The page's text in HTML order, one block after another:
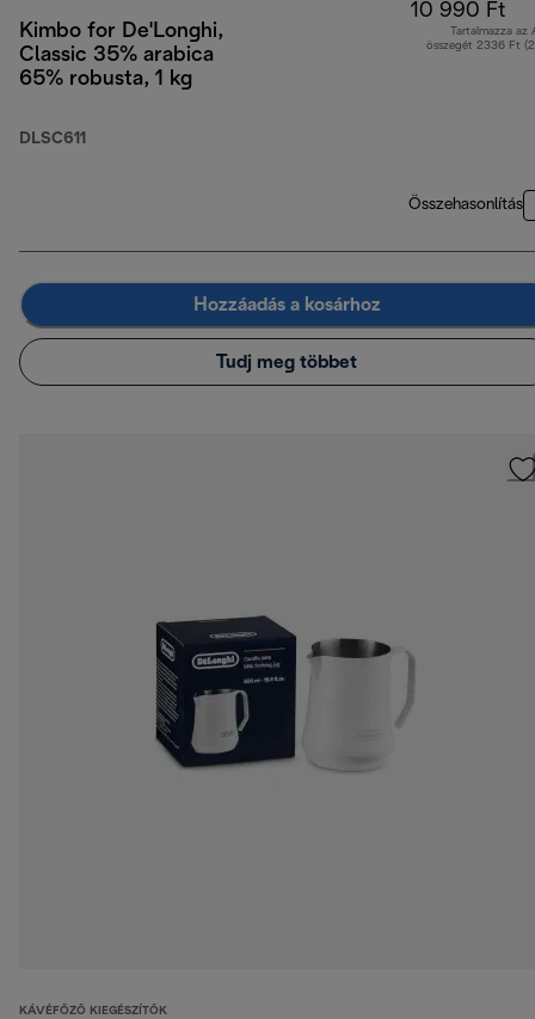
Kimbo for De'Longhi,
Classic 35% arabica
65% robusta, 1 kg
DLSC611
10 990 Ft
Tartalmazza az
összegét 2336 Ft
Összehasonlítás
Hozzáadás a kosárhoz
Tudj meg többet
KÁVÉFŐZŐ KIEGÉSZÍTŐK